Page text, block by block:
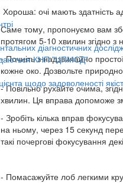
діагностичних
КНП "ЦПМСД"
щодо задоволеності
Хороша: очі мають здатність
Саме тому, пропонуємо вам
протягом 5-10 хвилин згідно
- Почніть з надзвичайно
кожне око. Дозвольте
- Повільно рухайте очима,
хвилин. Ця вправа допоможе
- Зробіть кілька вправ
на ньому, через 15 секунд
такі почергові фокусування
- Помасажуйте лоб легкими